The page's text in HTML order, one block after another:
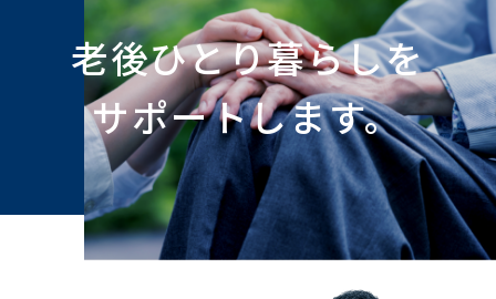
老後ひとり暮らしを
サポートします。